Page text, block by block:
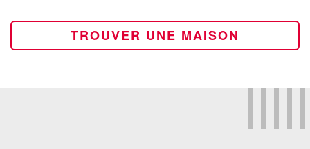
TROUVER UNE MAISON